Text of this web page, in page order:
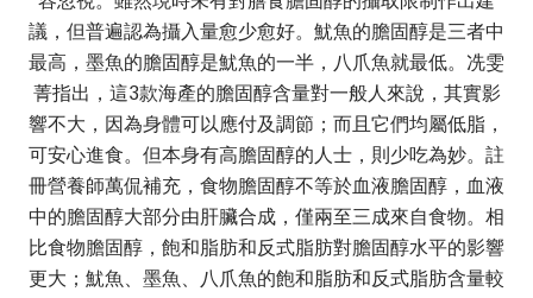
議，但普遍認為攝入量愈少愈好。魷魚的膽固醇是三者中
最高，墨魚的膽固醇是魷魚的一半，八爪魚就最低。冼雯
菁指出，這3款海產的膽固醇含量對一般人來說，其實影
響不大，因為身體可以應付及調節；而且它們均屬低脂，
可安心進食。但本身有高膽固醇的人士，則少吃為妙。註
冊營養師萬侃補充，食物膽固醇不等於血液膽固醇，血液
中的膽固醇大部分由肝臟合成，僅兩至三成來自食物。相
比食物膽固醇，飽和脂肪和反式脂肪對膽固醇水平的影響
更大；魷魚、墨魚、八爪魚的飽和脂肪和反式脂肪含量較